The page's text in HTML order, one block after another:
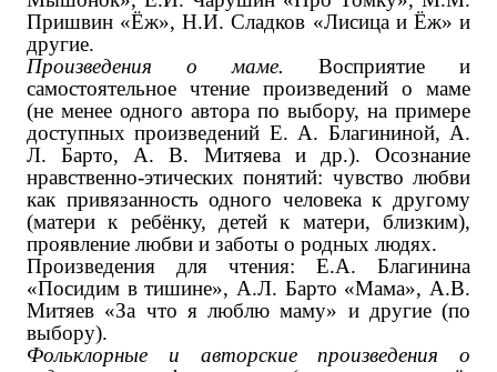
Пришвин «Ёж», Н.И. Сладков «Лисица и Ёж» ‌и
другие.‌
Произведения о маме. Восприятие и
самостоятельное чтение произведений о маме
(не менее одного автора по выбору, на примере
доступных произведений Е. А. Благининой, А.
Л. Барто, А. В. Митяева ‌и др.‌). Осознание
нравственно-этических понятий: чувство любви
как привязанность одного человека к другому
(матери к ребёнку, детей к матери, близким),
проявление любви и заботы о родных людях.
Произведения для чтения: Е.А. Благинина
«Посидим в тишине», А.Л. Барто «Мама», А.В.
Митяев «За что я люблю маму» ‌и другие (по
выбору).‌
Фольклорные и авторские произведения о